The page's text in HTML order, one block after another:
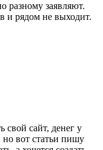
разному заявляют.
и рядом не выходит.
свой сайт, денег у
но вот статьи пишу